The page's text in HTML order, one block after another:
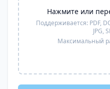
Нажмите или
Поддерживается: PDF,
JPG,
Максимальный